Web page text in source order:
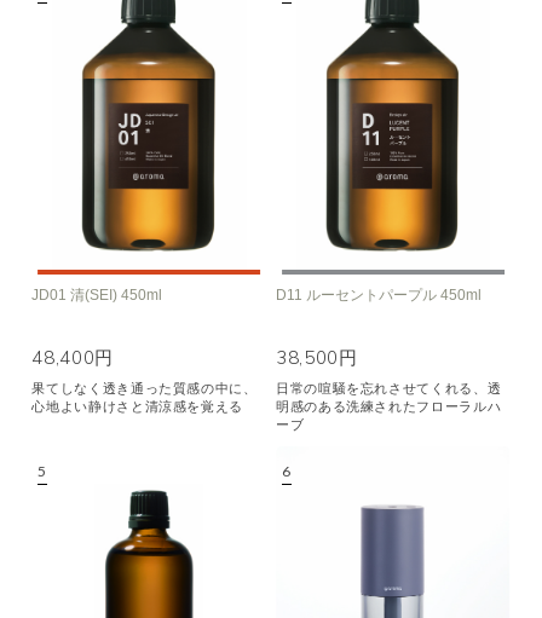
JD01 清(SEI) 450ml
48,400円
果てしなく透き通った質感の中に、
心地よい静けさと清涼感を覚える
D11 ルーセントパープル 450ml
38,500円
日常の喧騒を忘れさせてくれる、透
明感のある洗練されたフローラルハ
ーブ